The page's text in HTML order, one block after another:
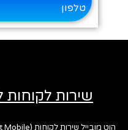
טלפון
שירות
הוט מובייל שירות לקוחות (Hot Mobile)